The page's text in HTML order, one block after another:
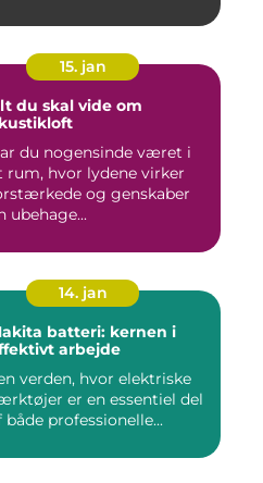
15. jan
du skal vide om
du nogensinde været i
rum, hvor lydene virker
og genskaber
ubehage...
14. jan
batteri: kernen i
arbejde
verden, hvor elektriske
er en essentiel del
både professionelle...